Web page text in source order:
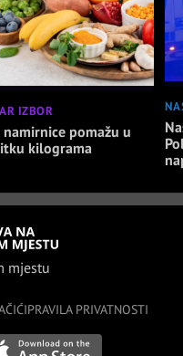
IZBOR
namirnice pomažu u
kilograma
mjestu
PRAVILA PRIVATNOSTI